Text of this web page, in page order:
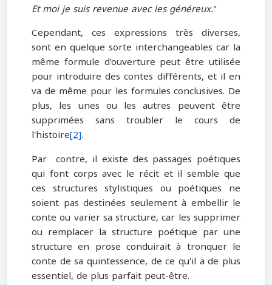
Et moi je suis revenue avec les généreux."
Cependant, ces expressions très diverses,
sont en quelque sorte interchangeables car la
même formule d’ouverture peut être utilisée
pour introduire des contes différents, et il en
va de même pour les formules conclusives. De
plus, les unes ou les autres peuvent être
supprimées sans troubler le cours de
l'histoire[2].
Par contre, il existe des passages poétiques
qui font corps avec le récit et il semble que
ces structures stylistiques ou poétiques ne
soient pas destinées seulement à embellir le
conte ou varier sa structure, car les supprimer
ou remplacer la structure poétique par une
structure en prose conduirait à tronquer le
conte de sa quintessence, de ce qu'il a de plus
essentiel, de plus parfait peut-être.